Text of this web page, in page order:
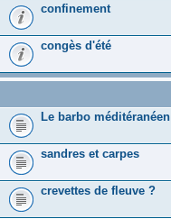
confinement
congès d'été
Le barbo méditéranéen
sandres et carpes
crevettes de fleuve ?